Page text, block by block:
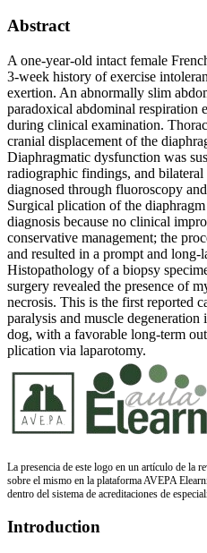
Abstract
A one-year-old intact female
3-week history of exercise
exertion. An abnormally slim
paradoxical abdominal respiration
during clinical examination.
cranial displacement of the
Diaphragmatic dysfunction was
radiographic findings, and
diagnosed through fluoroscopy
Surgical plication of the
diagnosis because no clinical
conservative management; the
and resulted in a prompt and
Histopathology of a biopsy
surgery revealed the presence of
necrosis. This is the first reported
paralysis and muscle
dog, with a favorable long-term
plication via laparotomy.
La presencia de este logo en un artículo de la
sobre el mismo en la plataforma AVEPA
dentro del sistema de acreditaciones de
Introduction